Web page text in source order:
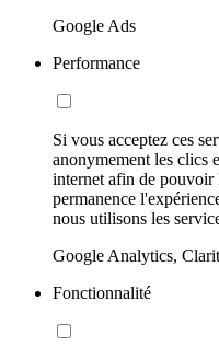
Google Ads
Performance
Si vous acceptez ces
anonymement les clics
internet afin de pouvoir
permanence
nous utilisons les
Google Analytics,
Fonctionnalité